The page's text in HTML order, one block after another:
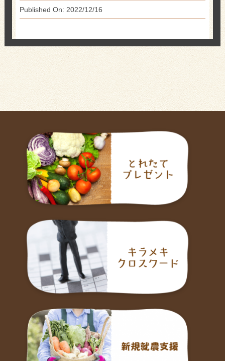
Published On: 2022/12/16